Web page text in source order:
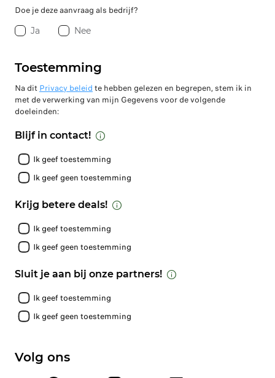
Doe je deze aanvraag als bedrijf?
Ja Nee
Toestemming
Na dit Privacy beleid te hebben gelezen en begrepen, stem ik in
met de verwerking van mijn Gegevens voor de volgende
doeleinden:
Blijf in contact!
Ik geef toestemming
Ik geef geen toestemming
Krijg betere deals!
Ik geef toestemming
Ik geef geen toestemming
Sluit je aan bij onze partners!
Ik geef toestemming
Ik geef geen toestemming
Volg ons